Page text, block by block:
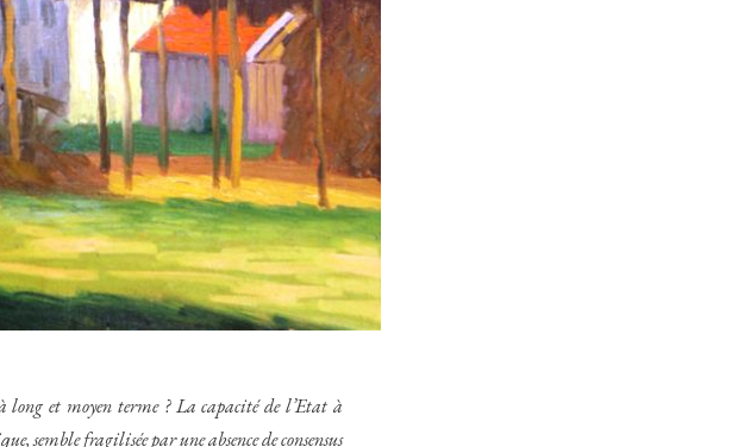
et moyen terme ? La capacité de l’Etat à
semble fragilisée par une absence de consensus